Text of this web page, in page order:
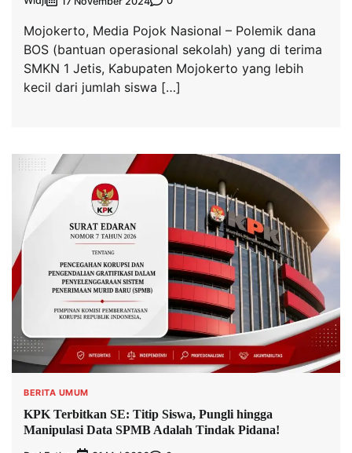
Mojokerto, Media Pojok Nasional – Polemik dana
BOS (bantuan operasional sekolah) yang di terima
SMKN 1 Jetis, Kabupaten Mojokerto yang lebih
kecil dari jumlah siswa […]
BERITA UMUM
KPK Terbitkan SE: Titip Siswa, Pungli hingga
Manipulasi Data SPMB Adalah Tindak Pidana!